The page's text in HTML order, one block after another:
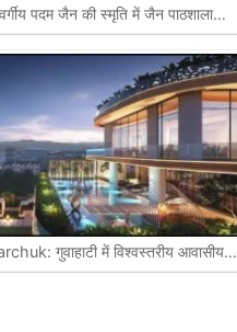
पदम जैन की स्मृति में जैन पाठशाला…
गुवाहाटी में विश्वस्तरीय आवासीय…